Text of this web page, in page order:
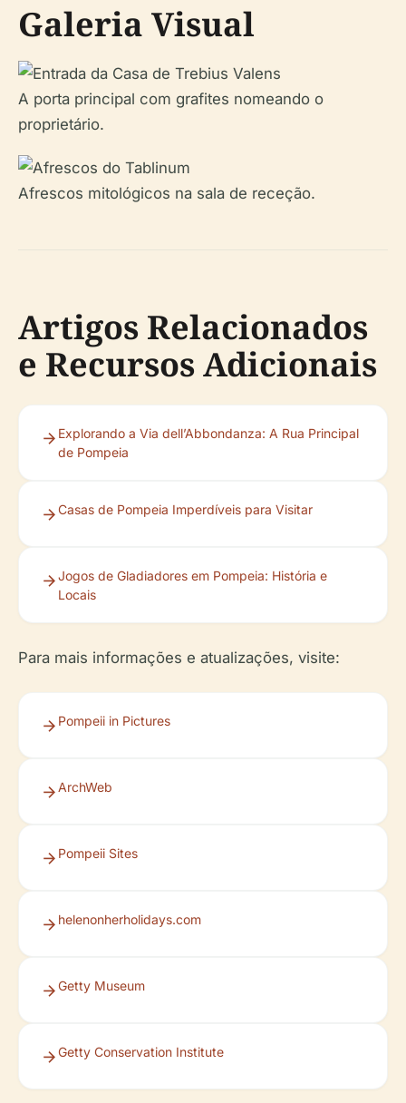
Galeria Visual
A porta principal com grafites nomeando o
proprietário.
Afrescos mitológicos na sala de receção.
Artigos Relacionados
e Recursos Adicionais
Explorando a Via dell’Abbondanza: A Rua Principal
de Pompeia
Casas de Pompeia Imperdíveis para Visitar
Jogos de Gladiadores em Pompeia: História e
Locais
Para mais informações e atualizações, visite:
Pompeii in Pictures
ArchWeb
Pompeii Sites
helenonherholidays.com
Getty Museum
Getty Conservation Institute